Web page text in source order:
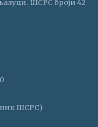
ШСРС броји 42
ШСРС)